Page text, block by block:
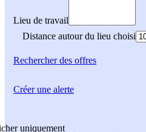
Lieu de travail
Distance autour du lieu choisi
Rechercherdes offres
uniquement
Créer une alerte